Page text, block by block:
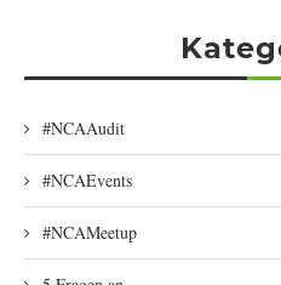
#NCAAudit
#NCAEvents
#NCAMeetup